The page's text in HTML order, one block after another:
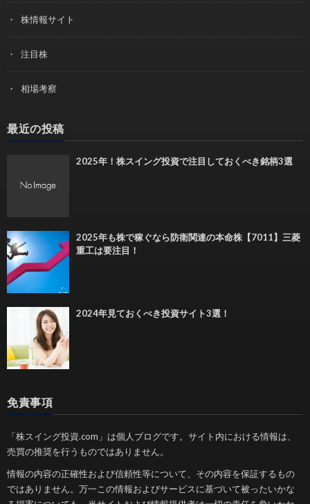
株情報サイト
注目株
相場考察
最近の投稿
2025年！株スイング投資で注目しておくべき銘柄3選
2025年も株で稼ぐなら防衛関連の本命株【7011】三菱
重工は要注目！
2024年見ておくべき投資サイト3選！
免責事項
「株スイング投資.com」は個人ブログです。サイト内における情報は、
売買の推奨を行うものではありません。
情報の内容の正確性および信頼性等について、その内容を保証するもの
ではありません。万一この情報およびサービスに基づいて被ったいかな